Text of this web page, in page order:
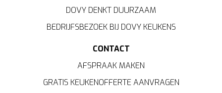
DOVY DENKT DUURZAAM
BEDRIJFSBEZOEK BIJ DOVY KEUKENS
CONTACT
AFSPRAAK MAKEN
GRATIS KEUKENOFFERTE AANVRAGEN